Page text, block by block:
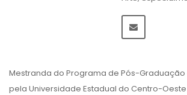
Mestranda do Programa de Pós-
pela Universidade Estadual do Centro-